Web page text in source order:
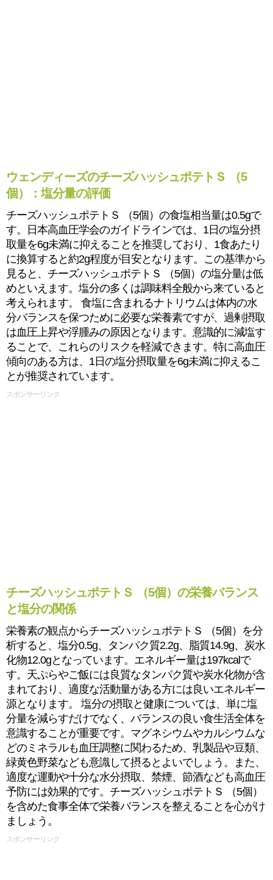
ウェンディーズのチーズハッシュポテトＳ （5
個）：塩分量の評価
チーズハッシュポテトＳ （5個）の食塩相当量は0.5gで
す。日本高血圧学会のガイドラインでは、1日の塩分摂
取量を6g未満に抑えることを推奨しており、1食あたり
に換算すると約2g程度が目安となります。この基準から
見ると、チーズハッシュポテトＳ （5個）の塩分量は低
めといえます。塩分の多くは調味料全般から来ていると
考えられます。 食塩に含まれるナトリウムは体内の水
分バランスを保つために必要な栄養素ですが、過剰摂取
は血圧上昇や浮腫みの原因となります。意識的に減塩す
ることで、これらのリスクを軽減できます。特に高血圧
傾向のある方は、1日の塩分摂取量を6g未満に抑えるこ
とが推奨されています。
スポンサーリンク
チーズハッシュポテトＳ （5個）の栄養バランス
と塩分の関係
栄養素の観点からチーズハッシュポテトＳ （5個）を分
析すると、塩分0.5g、タンパク質2.2g、脂質14.9g、炭水
化物12.0gとなっています。エネルギー量は197kcalで
す。天ぷらやご飯には良質なタンパク質や炭水化物が含
まれており、適度な活動量がある方には良いエネルギー
源となります。 塩分の摂取と健康については、単に塩
分量を減らすだけでなく、バランスの良い食生活全体を
意識することが重要です。マグネシウムやカルシウムな
どのミネラルも血圧調整に関わるため、乳製品や豆類、
緑黄色野菜なども意識して摂るとよいでしょう。また、
適度な運動や十分な水分摂取、禁煙、節酒なども高血圧
予防には効果的です。チーズハッシュポテトＳ （5個）
を含めた食事全体で栄養バランスを整えることを心がけ
ましょう。
スポンサーリンク